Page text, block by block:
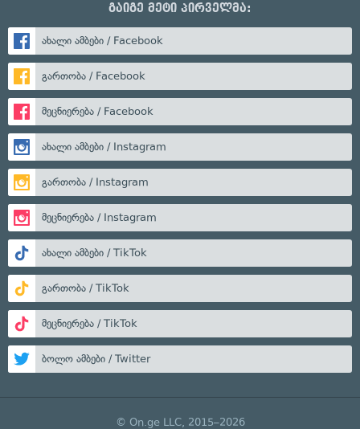
გაიგე მეტი პირველმა:
ახალი ამბები / Facebook
გართობა / Facebook
მეცნიერება / Facebook
ახალი ამბები / Instagram
გართობა / Instagram
მეცნიერება / Instagram
ახალი ამბები / TikTok
გართობა / TikTok
მეცნიერება / TikTok
ბოლო ამბები / Twitter
© On.ge LLC, 2015–2026